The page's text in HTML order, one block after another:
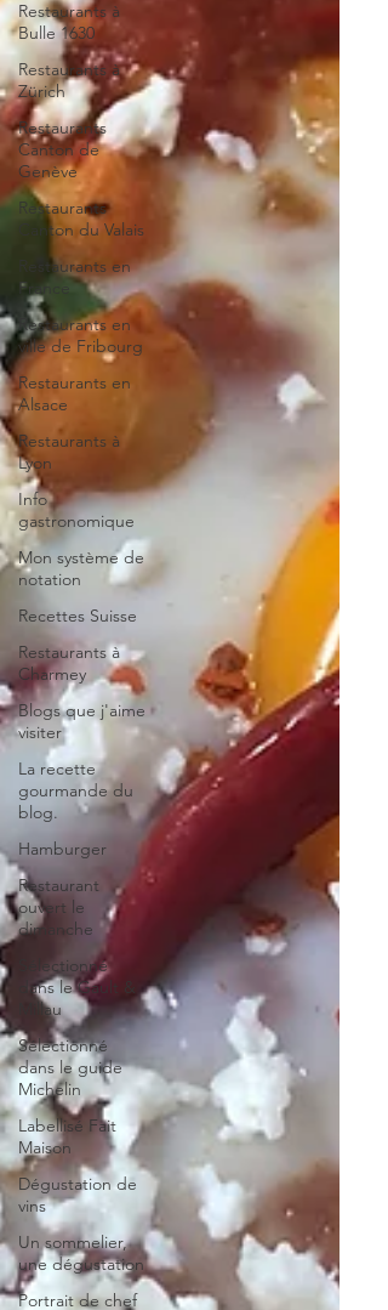
Restaurants à
Bulle 1630
Restaurants à
Zürich
Restaurants
Canton de
Genève
Restaurants
Canton du Valais
Restaurants en
France
Restaurants en
ville de Fribourg
Restaurants en
Alsace
Restaurants à
Lyon
Info
gastronomique
Mon système de
notation
Recettes Suisse
Restaurants à
Charmey
Blogs que j'aime
visiter
La recette
gourmande du
blog.
Hamburger
Restaurant
ouvert le
dimanche
Sélectionné
dans le Gault &
Millau
Sélectionné
dans le guide
Michelin
Labellisé Fait
Maison
Dégustation de
vins
Un sommelier,
une dégustation
Portrait de chef